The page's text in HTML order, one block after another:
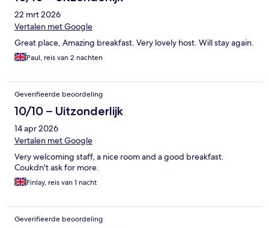
22 mrt 2026
Vertalen met Google
Great place, Amazing breakfast. Very lovely host. Will stay again.
Paul, reis van 2 nachten
Geverifieerde beoordeling
10/10 – Uitzonderlijk
14 apr 2026
Vertalen met Google
Very welcoming staff, a nice room and a good breakfast.
Coukdn't ask for more.
Finlay, reis van 1 nacht
Geverifieerde beoordeling